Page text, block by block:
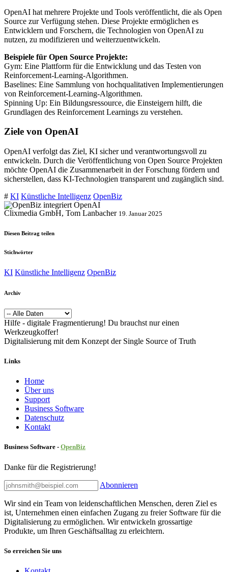
OpenAI hat mehrere Projekte und Tools veröffentlicht, die als Open
Source zur Verfügung stehen. Diese Projekte ermöglichen es
Entwicklern und Forschern, die Technologien von OpenAI zu
nutzen, zu modifizieren und weiterzuentwickeln.
Beispiele für Open Source Projekte:
Gym: Eine Plattform für die Entwicklung und das Testen von
Reinforcement-Learning-Algorithmen.
Baselines: Eine Sammlung von hochqualitativen Implementierungen
von Reinforcement-Learning-Algorithmen.
Spinning Up: Ein Bildungsressource, die Einsteigern hilft, die
Grundlagen des Reinforcement Learnings zu verstehen.
Ziele von OpenAI
OpenAI verfolgt das Ziel, KI sicher und verantwortungsvoll zu
entwickeln. Durch die Veröffentlichung von Open Source Projekten
möchte OpenAI die Zusammenarbeit in der Forschung fördern und
sicherstellen, dass KI-Technologien transparent und zugänglich sind.
# KI Künstliche Intelligenz OpenBiz
Clixmedia GmbH, Tom Lanbacher 19. Januar 2025
Diesen Beitrag teilen
Stichwörter
KI Künstliche Intelligenz OpenBiz
Archiv
Hilfe - digitale Fragmentierung! Du brauchst nur einen
Werkzeugkoffer!
Digitalisierung mit dem Konzept der Single Source of Truth
Links
Home
Über uns
Sup​port
Business Software
Datenschutz
Kontakt
Business Software - OpenBiz
Danke für die Registrierung!
Abonnieren
Wir sind ein Team von leidenschaftlichen Menschen, deren Ziel es
ist, Unternehmen einen einfachen Zugang zu freier Software für die
Digitalisierung zu ermöglichen. Wir entwickeln grossartige
Produkte, um Ihren Geschäftsalltag zu erleichtern.
So erreichen Sie uns